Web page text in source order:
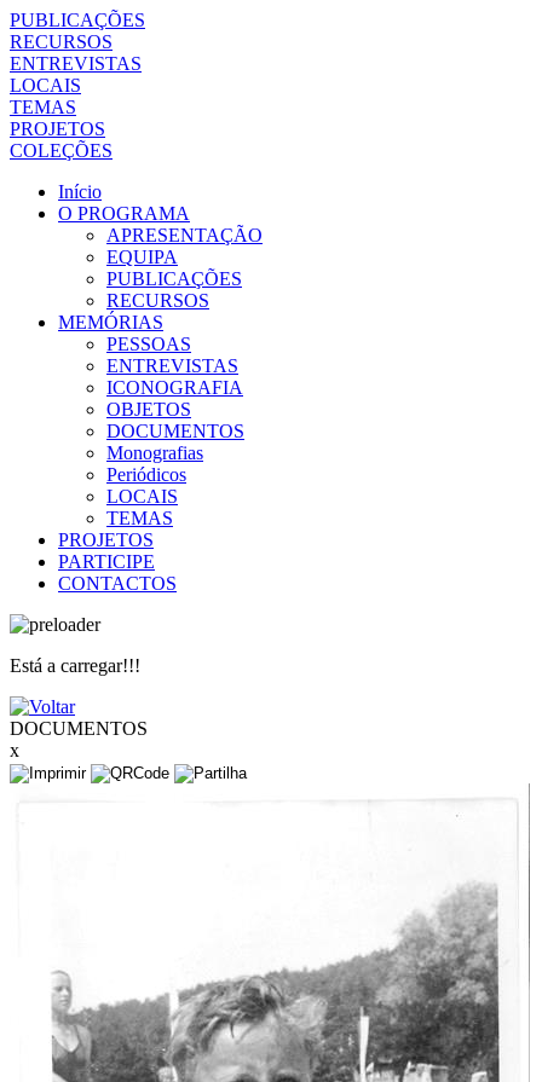
PUBLICAÇÕES
RECURSOS
ENTREVISTAS
LOCAIS
TEMAS
PROJETOS
COLEÇÕES
Início
O PROGRAMA
APRESENTAÇÃO
EQUIPA
PUBLICAÇÕES
RECURSOS
MEMÓRIAS
PESSOAS
ENTREVISTAS
ICONOGRAFIA
OBJETOS
DOCUMENTOS
Monografias
Periódicos
LOCAIS
TEMAS
PROJETOS
PARTICIPE
CONTACTOS
Está a carregar!!!
DOCUMENTOS
x